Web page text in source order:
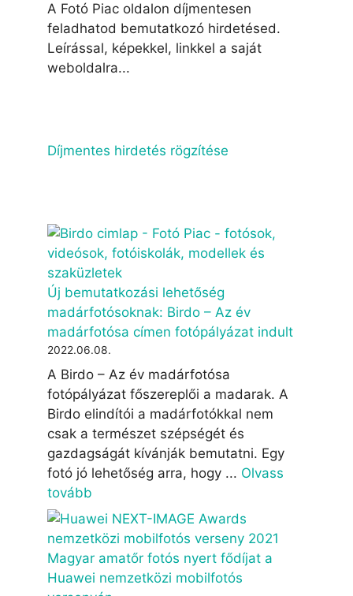
A Fotó Piac oldalon díjmentesen
feladhatod bemutatkozó hirdetésed.
Leírással, képekkel, linkkel a saját
weboldalra...
Díjmentes hirdetés rögzítése
Új bemutatkozási lehetőség
madárfotósoknak: Birdo – Az év
madárfotósa címen fotópályázat indult
2022.06.08.
A Birdo – Az év madárfotósa
fotópályázat főszereplői a madarak. A
Birdo elindítói a madárfotókkal nem
csak a természet szépségét és
gazdagságát kívánják bemutatni. Egy
fotó jó lehetőség arra, hogy ... Olvass
tovább
Magyar amatőr fotós nyert fődíjat a
Huawei nemzetközi mobilfotós